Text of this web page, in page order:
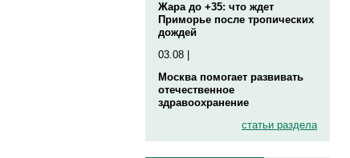
Жара до +35: что ждет
Приморье после тропических
дождей
03.08 |
Москва помогает развивать
отечественное
здравоохранение
статьи раздела